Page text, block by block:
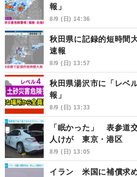
報」
8/9 (日) 14:36
秋田県に記録的短時間
速報
8/9 (日) 13:57
秋田県湯沢市に「レベ
報」
8/9 (日) 13:33
「眠かった」 表参道
人けが 東京・港区
8/9 (日) 13:05
イラン 米国に補償求